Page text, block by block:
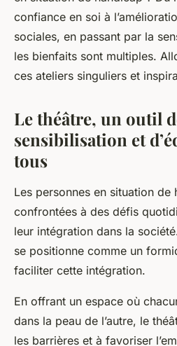
confiance en soi à
sociales, en passant par la
les bienfaits sont multiples.
ces ateliers singuliers et
Le théâtre, un outil
sensibilisation et
tous
Les personnes en situation
confrontées à des défis
leur intégration dans la
se positionne comme un
faciliter cette intégration.
En offrant un espace où
dans la peau de l’autre, le
les barrières et à favoriser